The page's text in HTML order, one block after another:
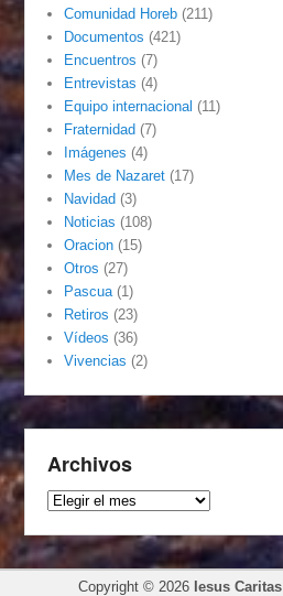
Comunidad Horeb (211)
Documentos (421)
Encuentros (7)
Entrevistas (4)
Equipo internacional (11)
Fraternidad (7)
Imágenes (4)
Mes de Nazaret (17)
Navidad (3)
Noticias (108)
Oracion (15)
Otros (27)
Pascua (1)
Retiros (23)
Vídeos (36)
Vivencias (2)
Archivos
Archivos
Copyright © 2026 Iesus Caritas